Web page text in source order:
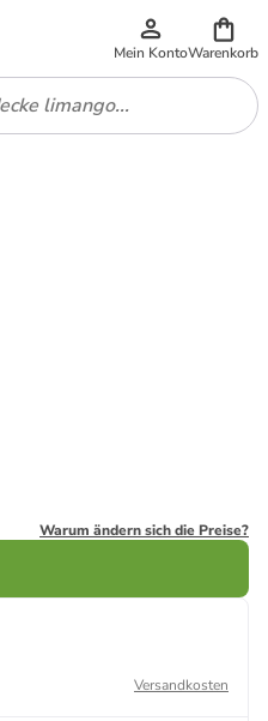
Mein KontoWarenkorb
Warum ändern sich die Preise?
Versandkosten